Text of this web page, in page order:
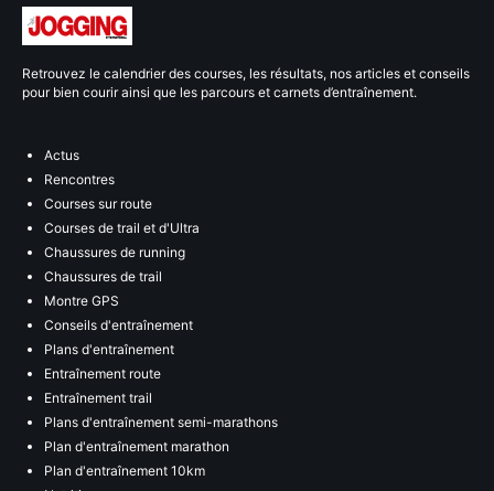
Retrouvez le calendrier des courses, les résultats, nos articles et conseils
pour bien courir ainsi que les parcours et carnets d’entraînement.
Actus
Rencontres
Courses sur route
Courses de trail et d'Ultra
Chaussures de running
Chaussures de trail
Montre GPS
Conseils d'entraînement
Plans d'entraînement
Entraînement route
Entraînement trail
Plans d'entraînement semi-marathons
Plan d'entraînement marathon
Plan d'entraînement 10km